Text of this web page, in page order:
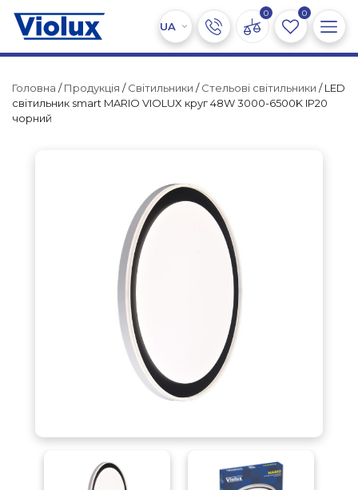
0 0
Головна /Продукція /Світильники /Стельові світильники / LED
світильник smart MARIO VIOLUX круг 48W 3000-6500K IP20
чорний